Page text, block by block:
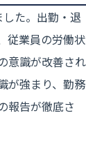
た。出勤・退
従業員の労働状
意識が改善され
が強まり、勤務
報告が徹底さ